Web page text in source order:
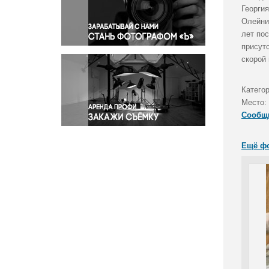
Правосудие
Происшествия и конфликты
Религия
Светская жизнь
Спорт
Экология
Экономика и бизнес
лет
скорой
Место:
Ещё